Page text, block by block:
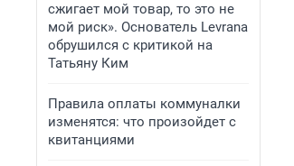
сжигает мой товар, то это не
мой риск». Основатель Levrana
обрушился с критикой на
Татьяну Ким
Правила оплаты коммуналки
изменятся: что произойдет с
квитанциями